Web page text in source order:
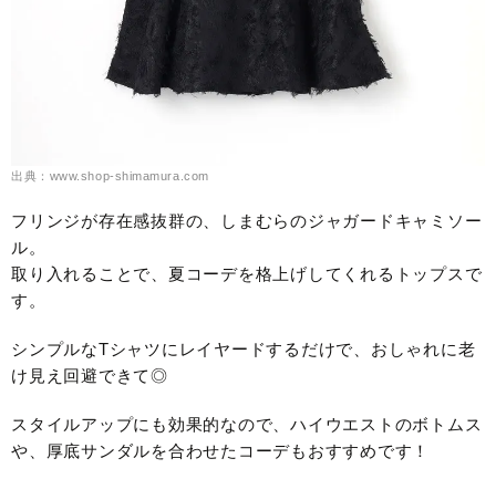
出典：www.shop-shimamura.com
フリンジが存在感抜群の、しまむらのジャガードキャミソー
ル。
取り入れることで、夏コーデを格上げしてくれるトップスで
す。
シンプルなTシャツにレイヤードするだけで、おしゃれに老
け見え回避できて◎
スタイルアップにも効果的なので、ハイウエストのボトムス
や、厚底サンダルを合わせたコーデもおすすめです！